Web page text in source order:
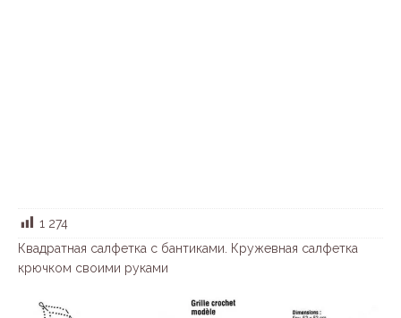
1 274
Квадратная салфетка с бантиками. Кружевная салфетка
крючком своими руками